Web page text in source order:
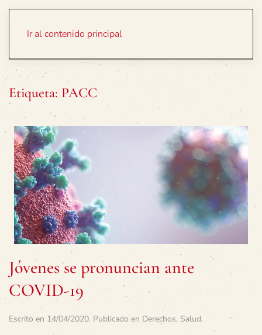
Ir al contenido principal
Etiqueta: PACC
Jóvenes se pronuncian ante
COVID-19
Escrito en 14/04/2020. Publicado en Derechos, Salud.